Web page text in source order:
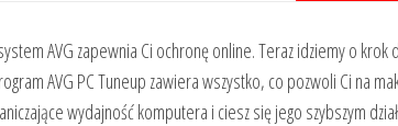
AVG zapewnia Ci ochronę online. Teraz idziemy o
AVG PC Tuneup zawiera wszystko, co pozwoli Ci na
wydajność komputera i ciesz się jego szybszym